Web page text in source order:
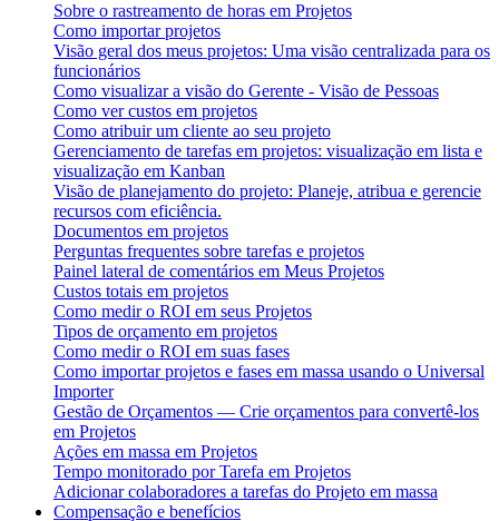
Sobre o rastreamento de horas em Projetos
Como importar projetos
Visão geral dos meus projetos: Uma visão centralizada para os
funcionários
Como visualizar a visão do Gerente - Visão de Pessoas
Como ver custos em projetos
Como atribuir um cliente ao seu projeto
Gerenciamento de tarefas em projetos: visualização em lista e
visualização em Kanban
Visão de planejamento do projeto: Planeje, atribua e gerencie
recursos com eficiência.
Documentos em projetos
Perguntas frequentes sobre tarefas e projetos
Painel lateral de comentários em Meus Projetos
Custos totais em projetos
Como medir o ROI em seus Projetos
Tipos de orçamento em projetos
Como medir o ROI em suas fases
Como importar projetos e fases em massa usando o Universal
Importer
Gestão de Orçamentos — Crie orçamentos para convertê-los
em Projetos
Ações em massa em Projetos
Tempo monitorado por Tarefa em Projetos
Adicionar colaboradores a tarefas do Projeto em massa
Compensação e benefícios